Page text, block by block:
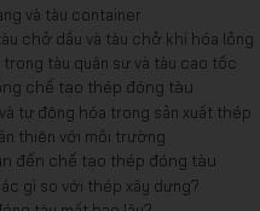
và tàu container
chở dầu và tàu chở khí hóa lỏng
tàu quân sự và tàu cao tốc
chế tạo thép đóng tàu
tự động hóa trong sản xuất thép
thiện với môi trường
đến chế tạo thép đóng tàu
gì so với thép xây dựng?